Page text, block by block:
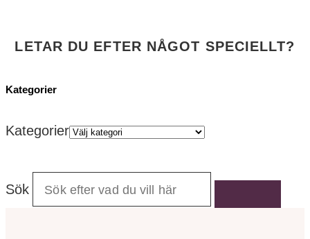
LETAR DU EFTER NÅGOT SPECIELLT?
Kategorier
Kategorier
Sök